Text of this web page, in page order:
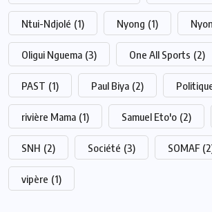
Ntui-Ndjolé (1) Nyong (1)
Oligui Nguema (3) One All Sports (2)
PAST (1) Paul Biya (2)
rivière Mama (1) Samuel Eto'o (2)
SNH (2) Société (3) SOMAF
vipère (1)